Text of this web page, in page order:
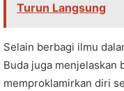
Turun Langsung
Selain berbagi ilmu
Buda juga menjelaskan
memproklamirkan diri